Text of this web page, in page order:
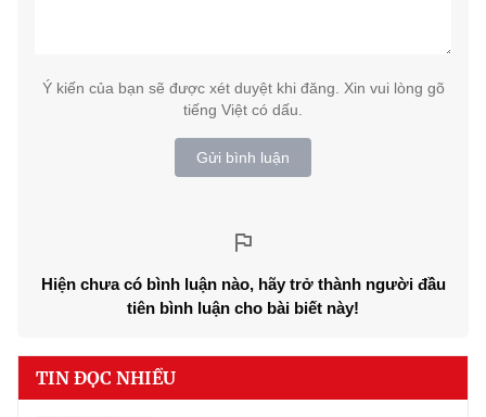
Ý kiến của bạn sẽ được xét duyệt khi đăng. Xin vui lòng gõ
tiếng Việt có dấu.
Gửi bình luận
Hiện chưa có bình luận nào, hãy trở thành người đầu
tiên bình luận cho bài biết này!
TIN ĐỌC NHIỀU